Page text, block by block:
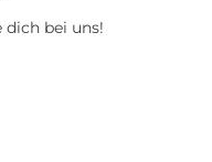
dich bei uns!